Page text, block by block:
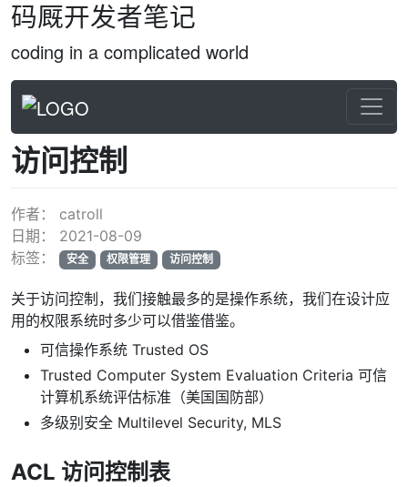
码厩开发者笔记
coding in a complicated world
访问控制
作者： catroll
日期： 2021-08-09
标签：
安全 权限管理 访问控制
关于访问控制，我们接触最多的是操作系统，我们在设计应
用的权限系统时多少可以借鉴借鉴。
可信操作系统 Trusted OS
Trusted Computer System Evaluation Criteria 可信
计算机系统评估标准（美国国防部）
多级别安全 Multilevel Security, MLS
ACL 访问控制表